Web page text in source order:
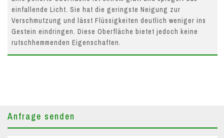
einfallende Licht. Sie hat die geringste Neigung zur
Verschmutzung und lässt Flüssigkeiten deutlich weniger ins
Gestein eindringen. Diese Oberfläche bietet jedoch keine
rutschhemmenden Eigenschaften.
Anfrage senden